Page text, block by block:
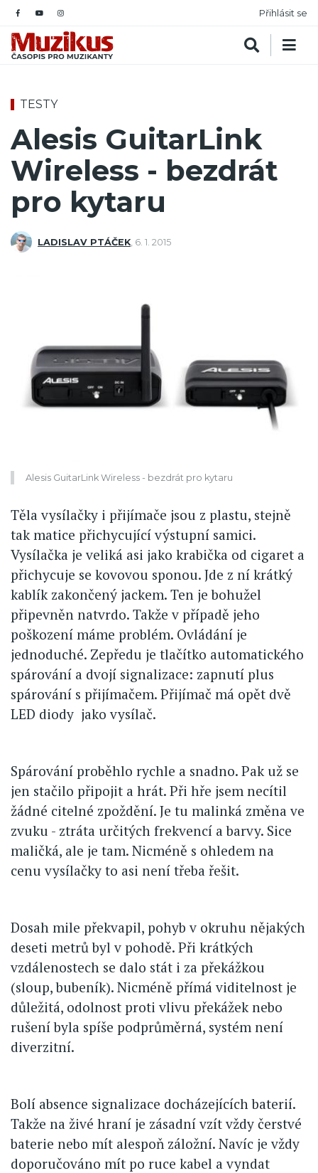
Přihlásit se
TESTY
Alesis GuitarLink
Wireless - bezdrát
pro kytaru
LADISLAV PTÁČEK 6. 1. 2015
Alesis GuitarLink Wireless - bezdrát pro kytaru
Těla vysílačky i přijímače jsou z plastu, stejně
tak matice přichycující výstupní samici.
Vysílačka je veliká asi jako krabička od cigaret a
přichycuje se kovovou sponou. Jde z ní krátký
kablík zakončený jackem. Ten je bohužel
připevněn natvrdo. Takže v případě jeho
poškození máme problém. Ovládání je
jednoduché. Zepředu je tlačítko automatického
spárování a dvojí signalizace: zapnutí plus
spárování s přijímačem. Přijímač má opět dvě
LED diody jako vysílač.
Spárování proběhlo rychle a snadno. Pak už se
jen stačilo připojit a hrát. Při hře jsem necítil
žádné citelné zpoždění. Je tu malinká změna ve
zvuku - ztráta určitých frekvencí a barvy. Sice
maličká, ale je tam. Nicméně s ohledem na
cenu vysílačky to asi není třeba řešit.
Dosah mile překvapil, pohyb v okruhu nějakých
deseti metrů byl v pohodě. Při krátkých
vzdálenostech se dalo stát i za překážkou
(sloup, bubeník). Nicméně přímá viditelnost je
důležitá, odolnost proti vlivu překážek nebo
rušení byla spíše podprůměrná, systém není
diverzitní.
Bolí absence signalizace docházejících baterií.
Takže na živé hraní je zásadní vzít vždy čerstvé
baterie nebo mít alespoň záložní. Navíc je vždy
doporučováno mít po ruce kabel a vyndat